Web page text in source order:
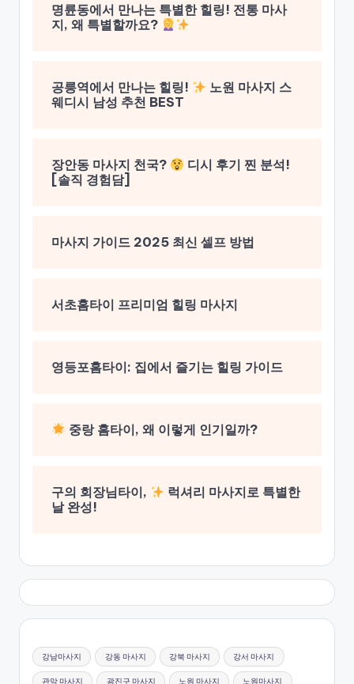
명륜동에서 만나는 특별한 힐링! 전통 마사
지, 왜 특별할까요?
공릉역에서 만나는 힐링!
노원 마사지 스
웨디시 남성 추천 BEST
장안동 마사지 천국?
디시 후기 찐 분석!
[솔직 경험담]
마사지 가이드 2025 최신 셀프 방법
서초홈타이 프리미엄 힐링 마사지
영등포홈타이: 집에서 즐기는 힐링 가이드
중랑 홈타이, 왜 이렇게 인기일까?
구의 회장님타이,
럭셔리 마사지로 특별한
날 완성!
강남마사지 강동 마사지 강북 마사지 강서 마사지
관악 마사지 광진구 마사지 노원 마사지 노원마사지